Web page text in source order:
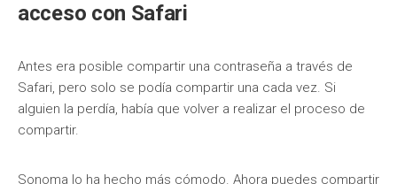
acceso con Safari
Antes era posible compartir una contraseña a través de
Safari, pero solo se podía compartir una cada vez. Si
alguien la perdía, había que volver a realizar el proceso de
compartir.
Sonoma lo ha hecho más cómodo. Ahora puedes compartir